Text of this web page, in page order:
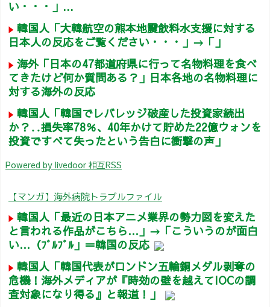
い・・・」...
韓国人「大韓航空の熊本地震飲料水支援に対する
日本人の反応をご覧ください・・・」→「」
海外「日本の47都道府県に行って名物料理を食べ
てきたけど何か質問ある？」日本各地の名物料理に
対する海外の反応
韓国人「韓国でレバレッジ破産した投資家続出
か？‥損失率78％、40年かけて貯めた22億ウォンを
投資ですべて失ったという告白に衝撃の声」
Powered by livedoor 相互RSS
【マンガ】海外病院トラブルファイル
韓国人「最近の日本アニメ業界の勢力図を変えた
と言われる作品がこちら…」→「こういうのが面白
い…（ﾌﾞﾙﾌﾞﾙ」＝韓国の反応
韓国人「韓国代表がロンドン五輪銅メダル剥奪の
危機！海外メディアが『時効の壁を越えてIOCの調
査対象になり得る』と報道！」